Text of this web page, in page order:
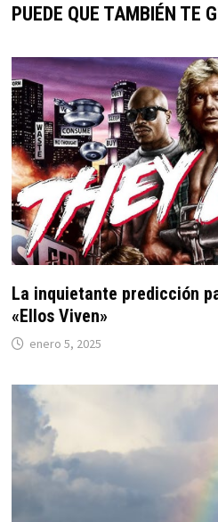
PUEDE QUE TAMBIÉN TE
La inquietante predicción
«Ellos Viven»
enero 5, 2025